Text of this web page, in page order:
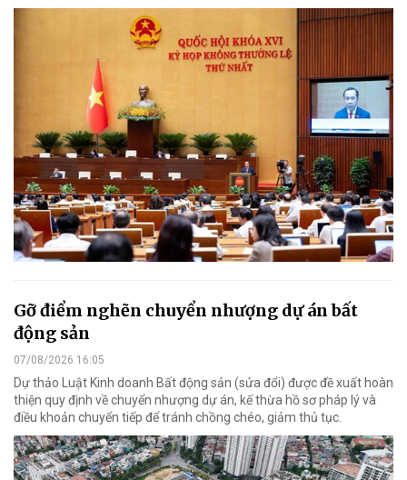
Gỡ điểm nghẽn chuyển nhượng dự án bất
động sản
07/08/2026 16:05
Dự thảo Luật Kinh doanh Bất động sản (sửa đổi) được đề xuất hoàn
thiện quy định về chuyển nhượng dự án, kế thừa hồ sơ pháp lý và
điều khoản chuyển tiếp để tránh chồng chéo, giảm thủ tục.